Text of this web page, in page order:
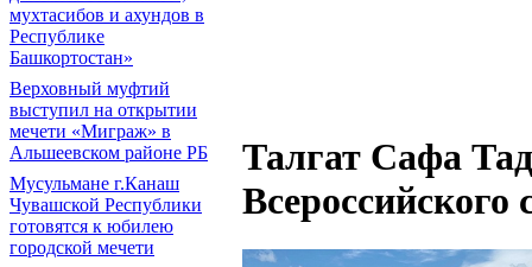
мухтасибов и ахундов в
Республике
Башкортостан»
Верховный муфтий
выступил на открытии
мечети «Миграж» в
Альшеевском районе РБ
Мусульмане г.Канаш
Чувашской Республики
готовятся к юбилею
городской мечети
Талгат Сафа
Всероссийского